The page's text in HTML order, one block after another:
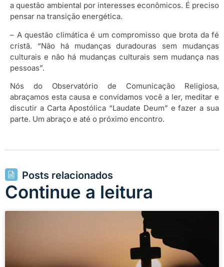
a questão ambiental por interesses econômicos. É preciso
pensar na transição energética.
– A questão climática é um compromisso que brota da fé
cristã. “Não há mudanças duradouras sem mudanças
culturais e não há mudanças culturais sem mudança nas
pessoas”.
Nós do Observatório de Comunicação Religiosa,
abraçamos esta causa e convidamos você a ler, meditar e
discutir a Carta Apostólica “Laudate Deum” e fazer a sua
parte. Um abraço e até o próximo encontro.
Posts relacionados
Continue a leitura